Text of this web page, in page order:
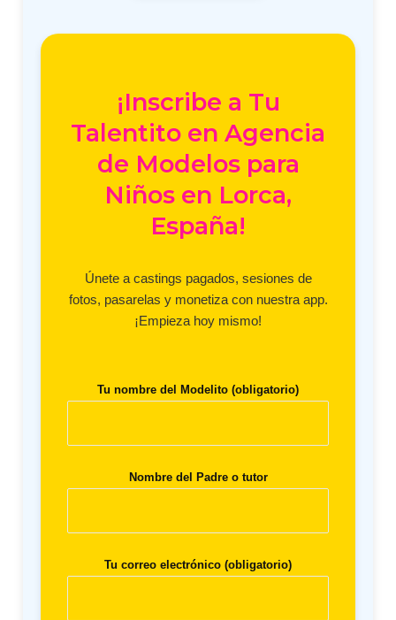
¡Inscribe a Tu
Talentito en Agencia
de Modelos para
Niños en Lorca,
España!
Únete a castings pagados, sesiones de
fotos, pasarelas y monetiza con nuestra app.
¡Empieza hoy mismo!
Tu nombre del Modelito (obligatorio)
Nombre del Padre o tutor
Tu correo electrónico (obligatorio)